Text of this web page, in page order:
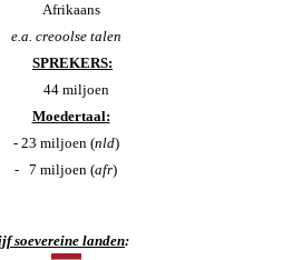
Afrikaans
e.a. creoolse talen
SPREKERS:
44 miljoen
Moedertaal:
- 23 miljoen (nld)
7 miljoen (afr)
soevereine landen: